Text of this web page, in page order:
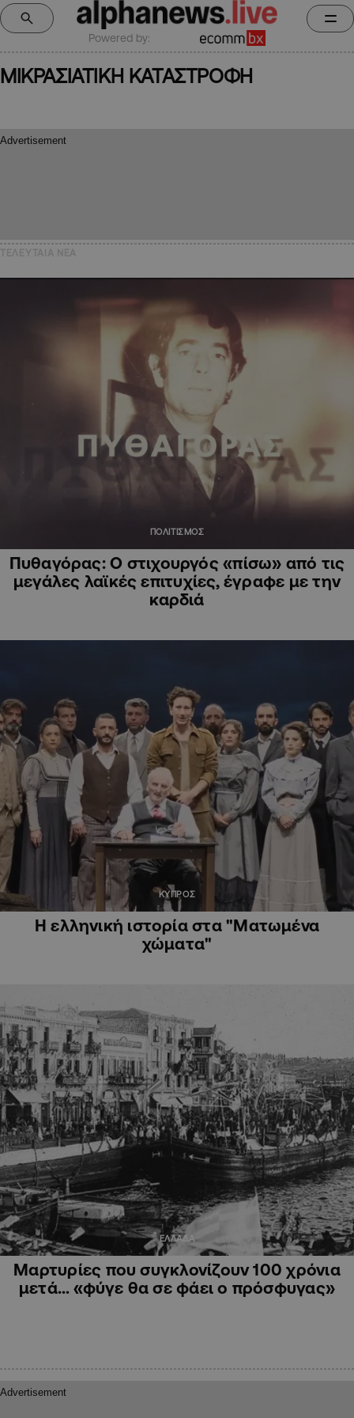
Powered by:
ΜΙΚΡΑΣΙΑΤΙΚΗ ΚΑΤΑΣΤΡΟΦΗ
ΠΟΛΙΤΙΣΜΟΣ
Πυθαγόρας: Ο στιχουργός «πίσω» από τις
μεγάλες λαϊκές επιτυχίες, έγραφε με την
καρδιά
ΚΥΠΡΟΣ
Η ελληνική ιστορία στα "Ματωμένα
χώματα"
ΕΛΛΑΔΑ
Μαρτυρίες που συγκλονίζουν 100 χρόνια
μετά… «φύγε θα σε φάει ο πρόσφυγας»